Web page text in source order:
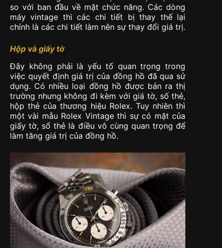
so với ban đầu về mặt chức năng. Các dòng
máy vintage thì các chi tiết bị thay thế lại
chính là các chi tiết làm nên sự thay đổi giá trị.
Hộp và giấy tờ
Đây không phải là yếu tố quan trọng trong
việc quyết định giá trị của đồng hồ đã qua sử
dụng. Có nhiều loại đồng hồ được bán ra thị
trường nhưng không đi kèm với giá tờ, số thẻ,
hộp thẻ của thương hiệu Rolex. Tuy nhiên thì
một vài mẫu Rolex Vintage thì sự có mặt của
giấy tờ, sổ thẻ là điều vô cùng quan trọng để
làm tăng giá trị của đồng hồ.